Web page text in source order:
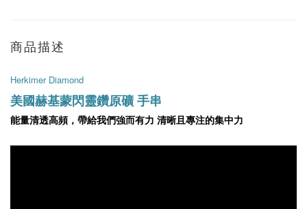
商品描述
Herkimer Diamond
美國赫基蒙閃靈鑽原礦 手串
能量清透高頻，帶給我們強而有力 清晰且專注的集中力